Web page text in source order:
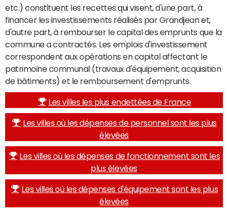
etc.) constituent les recettes qui visent, d'une part, à
financer les investissements réalisés par Grandjean et,
d'autre part, à rembourser le capital des emprunts que la
commune a contractés. Les emplois d'investissement
correspondent aux opérations en capital affectant le
patrimoine communal (travaux d'équipement, acquisition
de bâtiments) et le remboursement d'emprunts.
Les villes les plus endettées de France
Les villes où les dépenses de personnel sont les plus
élevées
Les villes où les dépenses de fonctionnement sont les
plus élevées
Les villes où les dépenses d'équipement sont les plus
élevées